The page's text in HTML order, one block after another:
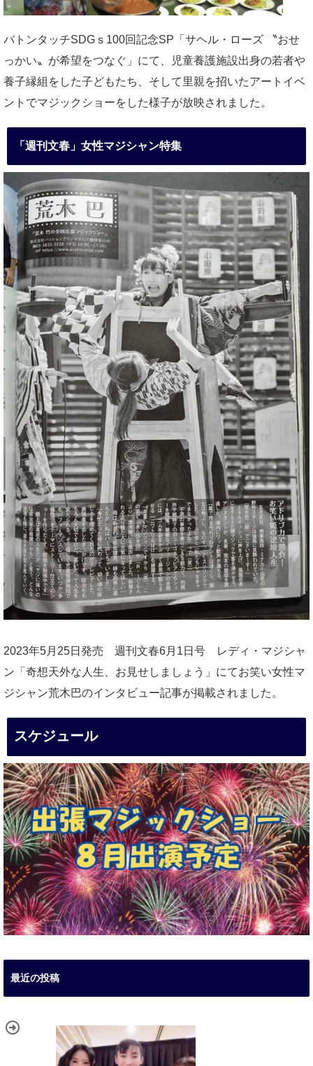
バトンタッチSDGｓ100回記念SP「サヘル・ローズ 〝おせ
っかい〟が希望をつなぐ」にて、児童養護施設出身の若者や
養子縁組をした子どもたち、そして里親を招いたアートイベ
ントでマジックショーをした様子が放映されました。
「週刊文春」女性マジシャン特集
2023年5月25日発売 週刊文春6月1日号 レディ・マジシャ
ン「奇想天外な人生、お見せしましょう」にてお笑い女性マ
ジシャン荒木巴のインタビュー記事が掲載されました。
スケジュール
最近の投稿